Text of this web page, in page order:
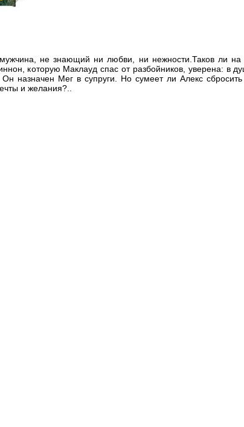
не знающий ни любви, ни нежности.Таков ли
которую Маклауд спас от разбойников, уверена: в
назначен Мег в супруги. Но сумеет ли Алекс сбросить
и желания?..